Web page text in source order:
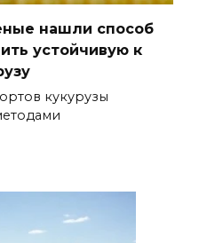
нашли способ
устойчивую к
кукурузы